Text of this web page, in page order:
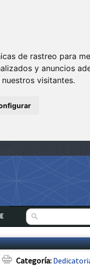
de rastreo para
y anuncios
visitantes.
Categoría: